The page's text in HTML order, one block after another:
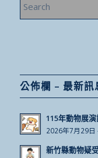
公佈欄 – 最新訊
115年動物展
2026年7月29日
新竹縣動物疑